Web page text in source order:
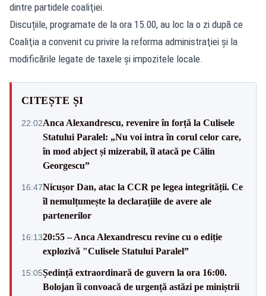
dintre partidele coaliţiei.
Discuțiile, programate de la ora 15.00, au loc la o zi după ce
Coaliţia a convenit cu privire la reforma administraţiei şi la
modificările legate de taxele şi impozitele locale.
CITEȘTE ȘI
22:02Anca Alexandrescu, revenire în forță la Culisele
Statului Paralel: „Nu voi intra în corul celor care,
în mod abject și mizerabil, îl atacă pe Călin
Georgescu”
16:47Nicușor Dan, atac la CCR pe legea integrității. Ce
îl nemulțumește la declarațiile de avere ale
partenerilor
16:1320:55 – Anca Alexandrescu revine cu o ediție
explozivă "Culisele Statului Paralel”
15:05Ședință extraordinară de guvern la ora 16:00.
Bolojan îi convoacă de urgență astăzi pe miniștrii